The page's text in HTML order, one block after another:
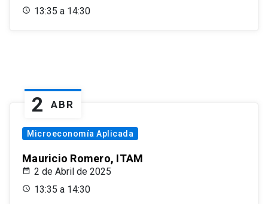
13:35 a 14:30
2 ABR
Microeconomía Aplicada
Mauricio Romero, ITAM
2 de Abril de 2025
13:35 a 14:30